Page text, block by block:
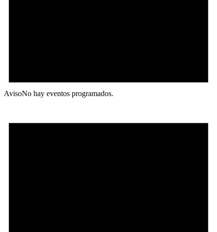
AvisoNo hay eventos programados.